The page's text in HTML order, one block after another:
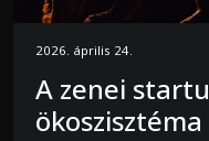
2026. április 24.
A zenei